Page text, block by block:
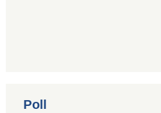
Poll